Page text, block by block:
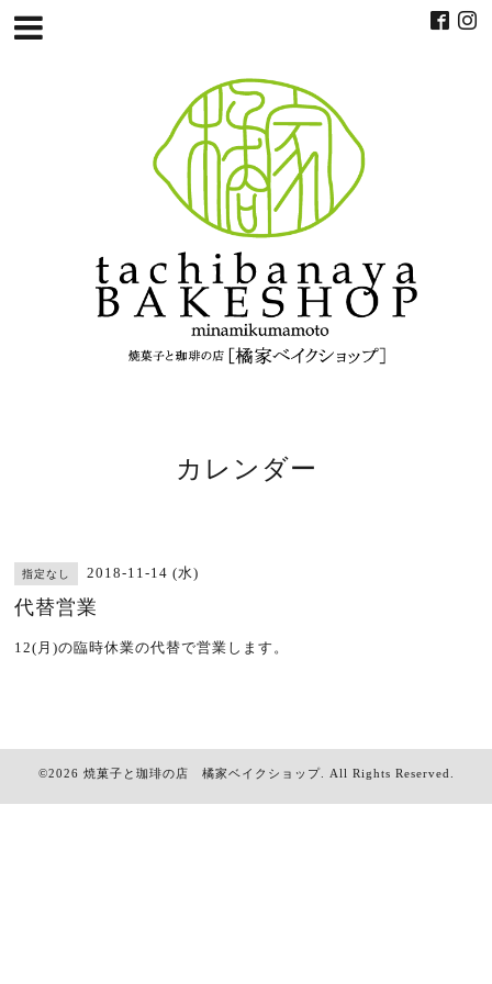
カレンダー
指定なし 2018-11-14 (水)
代替営業
12(月)の臨時休業の代替で営業します。
©2026 焼菓子と珈琲の店 橘家ベイクショップ. All Rights Reserved.